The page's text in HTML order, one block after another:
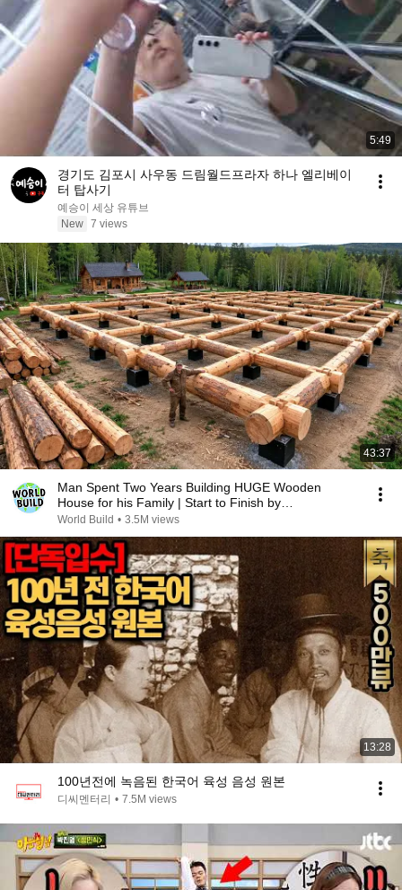
5:49
경기도 김포시 사우동 드림월드프라자 하나 엘리베이
터 탑사기
예승이 세상 유튜브
New 7 views
43:37
Man Spent Two Years Building HUGE Wooden
House for his Family | Start to Finish by
@bjornbrenton
World Build • 3.5M views
13:28
100년전에 녹음된 한국어 육성 음성 원본
디씨멘터리 • 7.5M views